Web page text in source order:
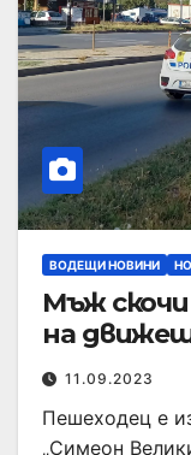
ВОДЕЩИ НОВИНИ
Мъж
на
11.09.2023
Пешеходец е
„Симеон